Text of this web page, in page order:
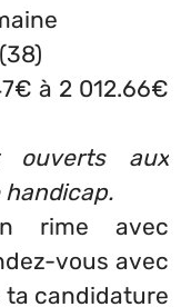
à 2 012.66€
ouverts aux
rime avec
vous avec
candidature